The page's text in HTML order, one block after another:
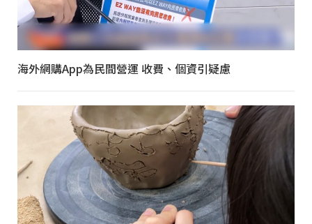
海外網購App為民間營運 收費、個資引疑慮